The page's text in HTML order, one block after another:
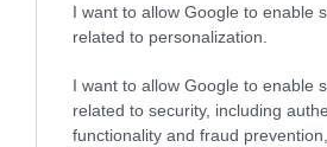
I want to allow Google to enable
related to personalization.
I want to allow Google to enable
related to security, including
functionality and fraud
Ne maradjon le a legfrissebb